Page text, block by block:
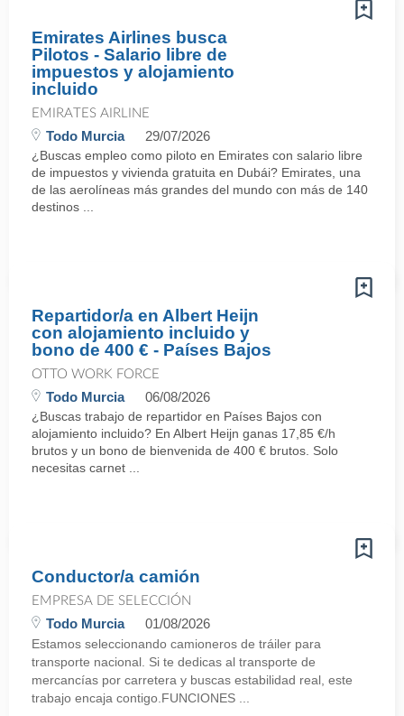
Emirates Airlines busca
Pilotos - Salario libre de
impuestos y alojamiento
incluido
EMIRATES AIRLINE
Todo Murcia 29/07/2026
¿Buscas empleo como piloto en Emirates con salario libre
de impuestos y vivienda gratuita en Dubái? Emirates, una
de las aerolíneas más grandes del mundo con más de 140
destinos ...
Repartidor/a en Albert Heijn
con alojamiento incluido y
bono de 400 € - Países Bajos
OTTO WORK FORCE
Todo Murcia 06/08/2026
¿Buscas trabajo de repartidor en Países Bajos con
alojamiento incluido? En Albert Heijn ganas 17,85 €/h
brutos y un bono de bienvenida de 400 € brutos. Solo
necesitas carnet ...
Conductor/a camión
EMPRESA DE SELECCIÓN
Todo Murcia 01/08/2026
Estamos seleccionando camioneros de tráiler para
transporte nacional. Si te dedicas al transporte de
mercancías por carretera y buscas estabilidad real, este
trabajo encaja contigo.FUNCIONES ...